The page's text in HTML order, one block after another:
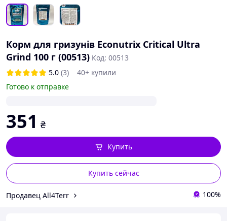
Корм для гризунів Econutrix Critical Ultra
Grind 100 г (00513) Код: 00513
5.0 (3)
40+ купили
Готово к отправке
351 ₴
Купить сейчас
Купить
Продавец All4Terr 100%